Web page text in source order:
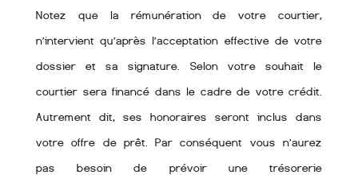
Notez que la rémunération de votre courtier,
n’intervient qu’après l’acceptation effective de votre
dossier et sa signature. Selon votre souhait le
courtier sera financé dans le cadre de votre crédit.
Autrement dit, ses honoraires seront inclus dans
votre offre de prêt. Par conséquent vous n’aurez
pas besoin de prévoir une trésorerie